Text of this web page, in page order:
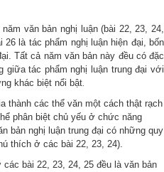
văn bản nghị luận (bài 22, 23, 24,
26 là tác phẩm nghị luận hiện đại, bốn
Tất cả năm văn bản này đều có đặc
giữa tác phẩm nghị luận trung đại với
khác biệt nổi bật
thành các thể văn một cách thật rạch
phân biệt chủ yếu ở chức năng
bản nghị luận trung đại có những quy
thích ở các bài 22, 23, 24).
bài 22, 23, 24, 25 đều là văn bản